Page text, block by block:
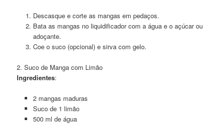
Descasque e corte as mangas em pedaços.
Bata as mangas no liquidificador com a água e o açúcar ou
adoçante.
Coe o suco (opcional) e sirva com gelo.
2. Suco de Manga com Limão
Ingredientes:
2 mangas maduras
Suco de 1 limão
500 ml de água